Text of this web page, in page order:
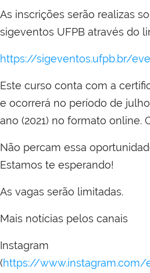
As inscrições serão realizas
sigeventos UFPB através do
https://sigeventos.ufpb.br/
Este curso conta com a
e ocorrerá no período de
ano (2021) no formato online.
Não percam essa
Estamos te esperando!
As vagas serão limitadas.
Mais notícias pelos canais
Instagram
(https://www.instagram.com/